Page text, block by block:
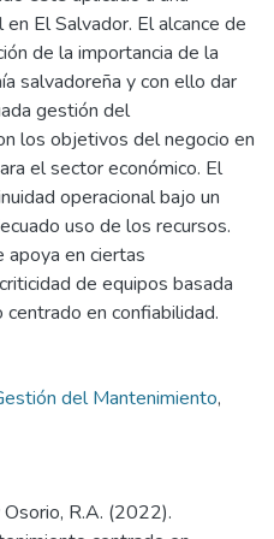
El Salvador. El alcance de
de la importancia de la
salvadoreña y con ello dar
gestión del
los objetivos del negocio en
el sector económico. El
operacional bajo un
uso de los recursos.
en ciertas
de equipos basada
en confiabilidad.
del Mantenimiento,
Osorio, R.A. (2022).